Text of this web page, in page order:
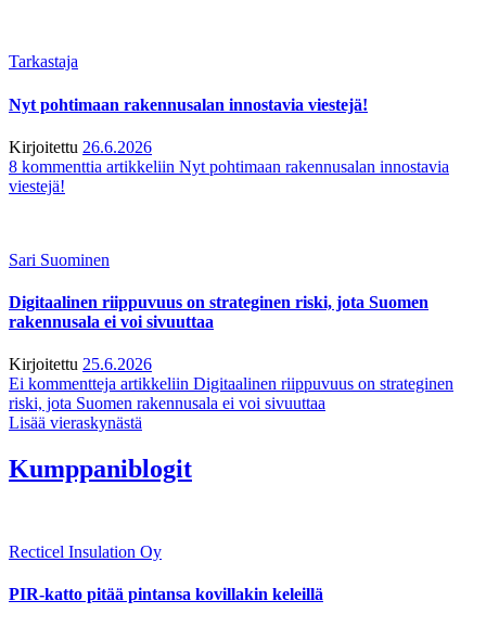
Tarkastaja
Nyt pohtimaan rakennusalan innostavia viestejä!
Kirjoitettu 26.6.2026
8 kommenttia artikkeliin Nyt pohtimaan rakennusalan innostavia
viestejä!
Sari Suominen
Digitaalinen riippuvuus on strateginen riski, jota Suomen
rakennusala ei voi sivuuttaa
Kirjoitettu 25.6.2026
Ei kommentteja artikkeliin Digitaalinen riippuvuus on strateginen
riski, jota Suomen rakennusala ei voi sivuuttaa
Lisää vieraskynästä
Kumppaniblogit
Recticel Insulation Oy
PIR-katto pitää pintansa kovillakin keleillä